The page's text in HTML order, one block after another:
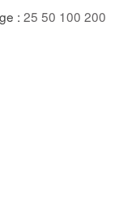
: 25 50 100 200